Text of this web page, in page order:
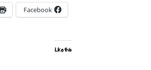
Facebook
Like this: